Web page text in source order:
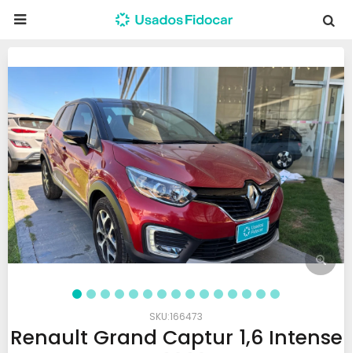

166473
Renault Grand Captur 1,6 Intense